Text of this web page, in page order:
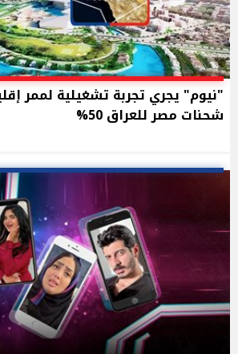
"نيوم" يجري تجربة تشغيلية لممر
شحنات مصر للعراق 50%